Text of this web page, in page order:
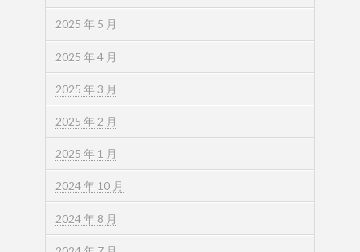
2025 年 5 月
2025 年 4 月
2025 年 3 月
2025 年 2 月
2025 年 1 月
2024 年 10 月
2024 年 8 月